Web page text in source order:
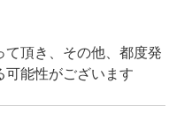
頂き、その他、都度発
能性がございます